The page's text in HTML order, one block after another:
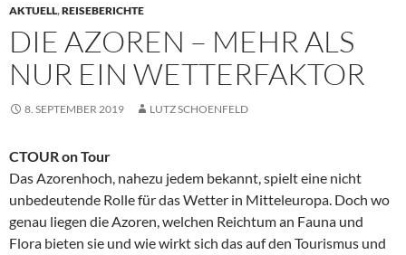
AKTUELL,REISEBERICHTE
DIE AZOREN – MEHR ALS
NUR EIN WETTERFAKTOR
8. SEPTEMBER 2019 LUTZ SCHOENFELD
CTOUR on Tour
Das Azorenhoch, nahezu jedem bekannt, spielt eine nicht
unbedeutende Rolle für das Wetter in Mitteleuropa. Doch wo
genau liegen die Azoren, welchen Reichtum an Fauna und
Flora bieten sie und wie wirkt sich das auf den Tourismus und